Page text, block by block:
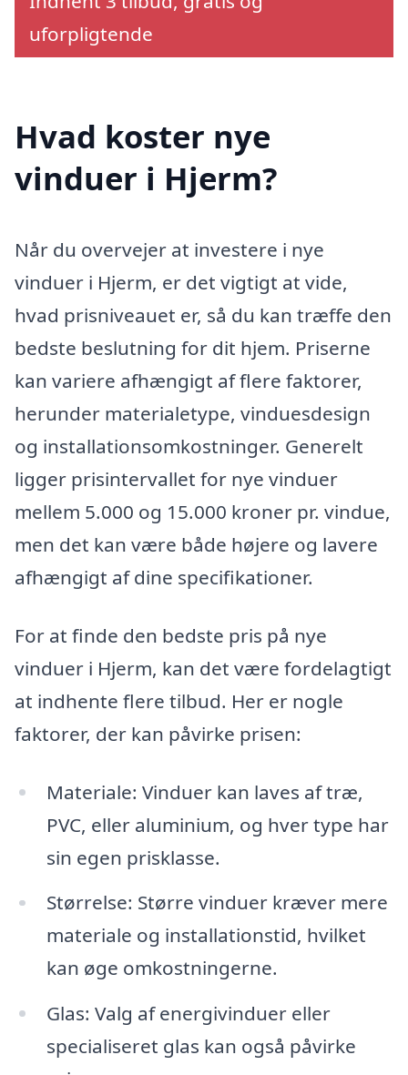
uforpligtende
Hvad koster nye
vinduer i Hjerm?
Når du overvejer at investere i nye
vinduer i Hjerm, er det vigtigt at vide,
hvad prisniveauet er, så du kan træffe den
bedste beslutning for dit hjem. Priserne
kan variere afhængigt af flere faktorer,
herunder materialetype, vinduesdesign
og installationsomkostninger. Generelt
ligger prisintervallet for nye vinduer
mellem 5.000 og 15.000 kroner pr. vindue,
men det kan være både højere og lavere
afhængigt af dine specifikationer.
For at finde den bedste pris på nye
vinduer i Hjerm, kan det være fordelagtigt
at indhente flere tilbud. Her er nogle
faktorer, der kan påvirke prisen:
Materiale: Vinduer kan laves af træ,
PVC, eller aluminium, og hver type har
sin egen prisklasse.
Størrelse: Større vinduer kræver mere
materiale og installationstid, hvilket
kan øge omkostningerne.
Glas: Valg af energivinduer eller
specialiseret glas kan også påvirke